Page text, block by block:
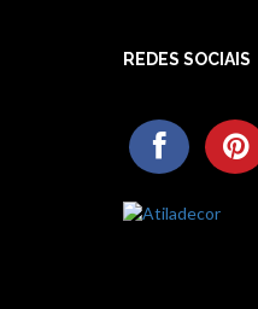
REDES SOCIAIS